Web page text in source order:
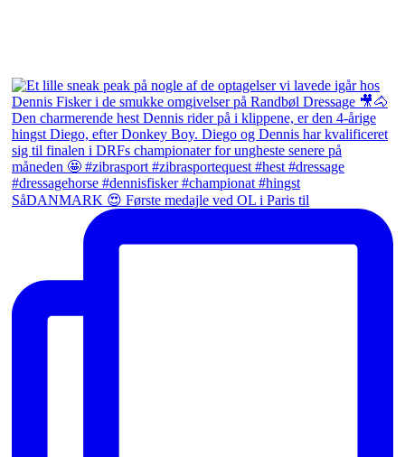
SåDANMARK 😍 Første medajle ved OL i Paris til